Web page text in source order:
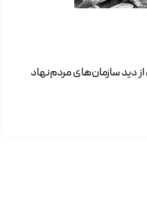
دید سازمان‌های مردم‌نهاد